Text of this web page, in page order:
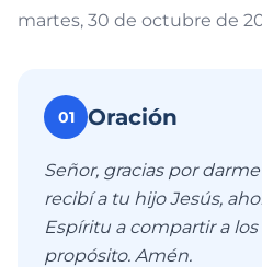
martes, 30 de octubre de
01 Oración
Señor, gracias por
recibí a tu hijo Jesús,
Espíritu a compartir a
propósito. Amén.